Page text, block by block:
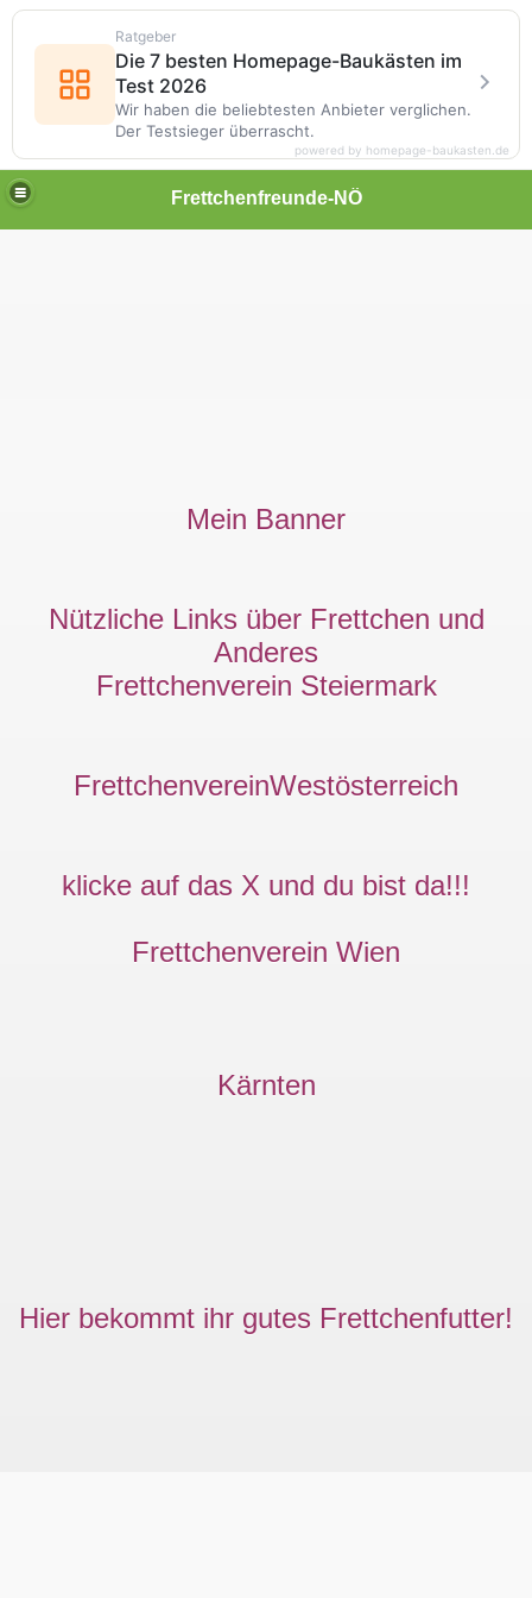
Frettchenfreunde-NÖ
Mein Banner
Nützliche Links über Frettchen und
Anderes
Frettchenverein Steiermark
FrettchenvereinWestösterreich
klicke auf das X und du bist da!!!
Frettchenverein Wien
Kärnten
Hier bekommt ihr gutes Frettchenfutter!
Ratgeber
Die 7 besten Homepage-Baukästen im
Test 2026
Wir haben die beliebtesten Anbieter verglichen.
Der Testsieger überrascht.
powered by homepage-baukasten.de